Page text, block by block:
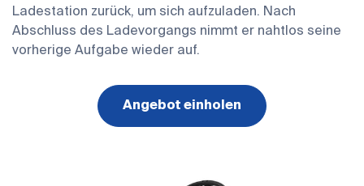
Ladestation zurück, um sich aufzuladen. Nach
Abschluss des Ladevorgangs nimmt er nahtlos seine
vorherige Aufgabe wieder auf.
Angebot einholen